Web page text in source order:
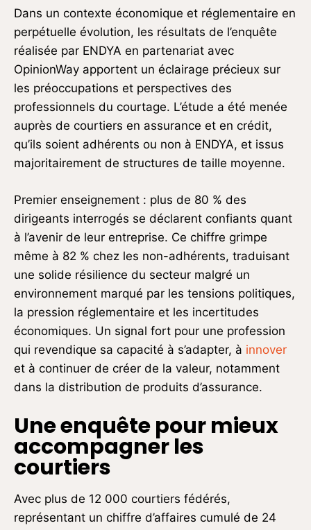
Dans un contexte économique et réglementaire en
perpétuelle évolution, les résultats de l’enquête
réalisée par ENDYA en partenariat avec
OpinionWay apportent un éclairage précieux sur
les préoccupations et perspectives des
professionnels du courtage. L’étude a été menée
auprès de courtiers en assurance et en crédit,
qu’ils soient adhérents ou non à ENDYA, et issus
majoritairement de structures de taille moyenne.
Premier enseignement : plus de 80 % des
dirigeants interrogés se déclarent confiants quant
à l’avenir de leur entreprise. Ce chiffre grimpe
même à 82 % chez les non-adhérents, traduisant
une solide résilience du secteur malgré un
environnement marqué par les tensions politiques,
la pression réglementaire et les incertitudes
économiques. Un signal fort pour une profession
qui revendique sa capacité à s’adapter, à innover
et à continuer de créer de la valeur, notamment
dans la distribution de produits d’assurance.
Une enquête pour mieux
accompagner les
courtiers
Avec plus de 12 000 courtiers fédérés,
représentant un chiffre d’affaires cumulé de 24